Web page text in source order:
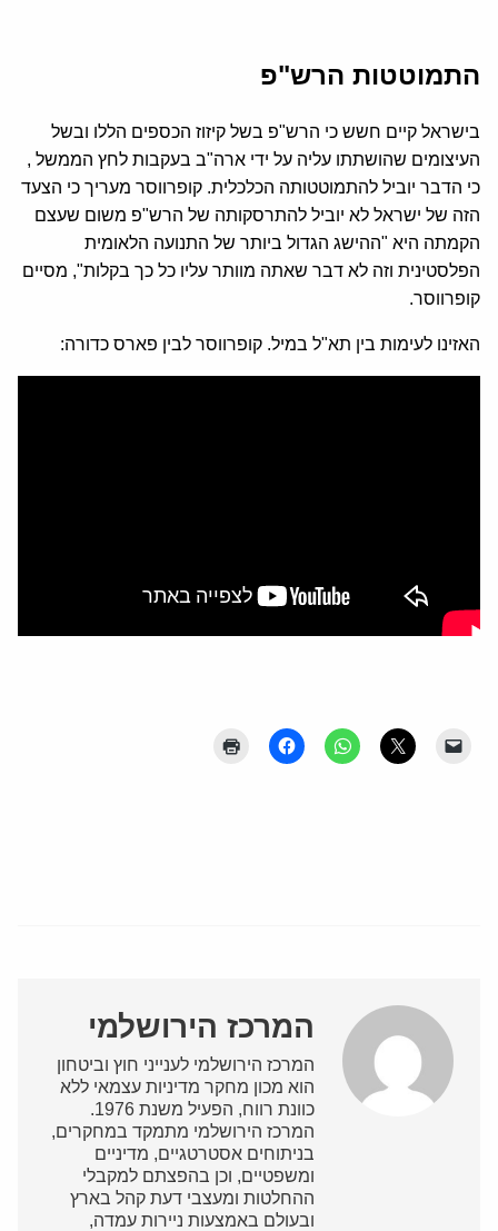
התמוטטות הרש"פ
בישראל קיים חשש כי הרש"פ בשל קיזוז הכספים הללו ובשל
העיצומים שהושתתו עליה על ידי ארה"ב בעקבות לחץ הממשל ,
כי הדבר יוביל להתמוטטותה הכלכלית. קופרווסר מעריך כי הצעד
הזה של ישראל לא יוביל להתרסקותה של הרש"פ משום שעצם
הקמתה היא "ההישג הגדול ביותר של התנועה הלאומית
הפלסטינית וזה לא דבר שאתה מוותר עליו כל כך בקלות", מסיים
קופרווסר.
האזינו לעימות בין תא"ל במיל. קופרווסר לבין פארס כדורה:
המרכז הירושלמי
המרכז הירושלמי לענייני חוץ וביטחון
הוא מכון מחקר מדיניות עצמאי ללא
כוונת רווח, הפעיל משנת 1976.
המרכז הירושלמי מתמקד במחקרים,
בניתוחים אסטרטגיים, מדיניים
ומשפטיים, וכן בהפצתם למקבלי
ההחלטות ומעצבי דעת קהל בארץ
ובעולם באמצעות ניירות עמדה,